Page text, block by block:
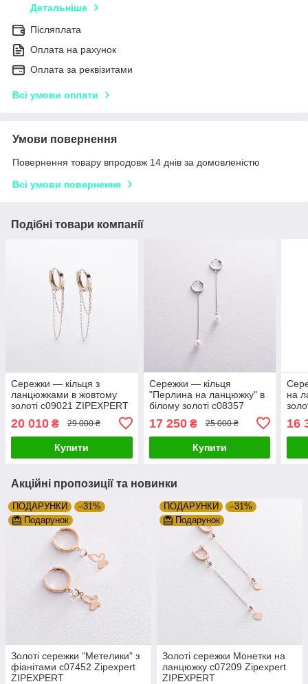
Детальніше
Післяплата
Оплата на рахунок
Оплата за реквізитами
Всі умови оплати
Умови повернення
Повернення товару впродовж 14 днів за домовленістю
Всі умови повернення
Подібні товари компанії
Сережки — кільця з
ланцюжками в жовтому
золоті с09021 ZIPEXPERT
20 010 ₴ 29 000 ₴
Купити
Сережки — кільця
"Перлина на ланцюжку" в
білому золоті с08357
17 250₴ 25 000 ₴
Купити
на
16
Акційні пропозиції та новинки
ПОДАРУНКИ
–31%
Подарунок
Золоті сережки "Метелики" з
фіанітами с07452 Zipexpert
ZIPEXPERT
ПОДАРУНКИ
–31%
Подарунок
Золоті сережки Монетки на
ланцюжку с07209 Zipexpert
ZIPEXPERT